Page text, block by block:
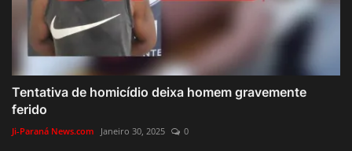
Tentativa de homicídio deixa homem gravemente
ferido
Ji-Paraná News.com Janeiro 30, 2025 0